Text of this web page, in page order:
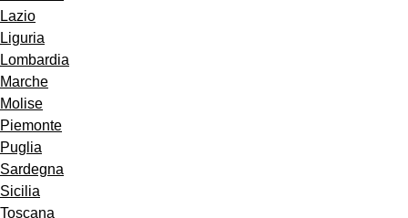
Lazio
Liguria
Lombardia
Marche
Molise
Piemonte
Puglia
Sardegna
Sicilia
Toscana